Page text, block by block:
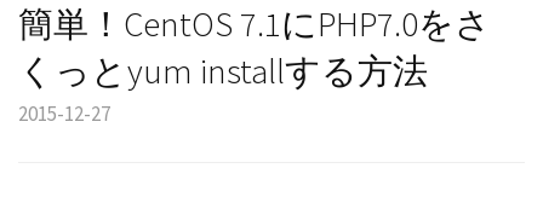
簡単！CentOS 7.1にPHP7.0をさ
くっとyum installする方法
2015-12-27